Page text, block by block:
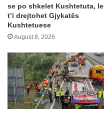
se po shkelet Kushtetuta, le
t’i drejtohet Gjykatës
Kushtetuese
August 8, 2026